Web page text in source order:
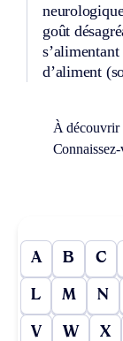
goût
d’aliment
À découvrir
A B C
L M N
V W X